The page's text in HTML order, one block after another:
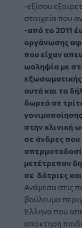
-εξίσου
στοιχεία που
-από το 2011
οργάνωσης
που είχαν
ωοληψία με
εξωσωματικής
αυτά και τα
δωρεά σε
στην κλινική
σε άνδρες που
μετέτρεπαν
σε δότριες
Ανάμεσα στις
βούλευμα
Έλληνα που
απόκτηση